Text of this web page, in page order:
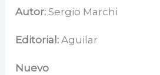
precio
original
Autor:Sergio Marchi
Editorial:Aguilar
Nuevo